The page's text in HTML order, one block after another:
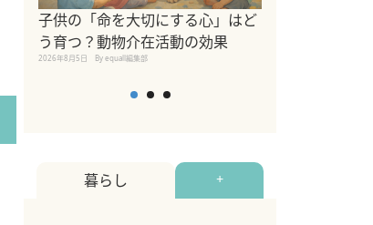
子供の「命を大切にする心」はど
う育つ？動物介在活動の効果
2026年8月5日 By equall編集部
暮らし +